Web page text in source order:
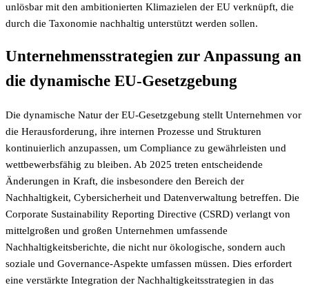
unlösbar mit den ambitionierten Klimazielen der EU verknüpft, die
durch die Taxonomie nachhaltig unterstützt werden sollen.
Unternehmensstrategien zur Anpassung an
die dynamische EU-Gesetzgebung
Die dynamische Natur der EU-Gesetzgebung stellt Unternehmen vor
die Herausforderung, ihre internen Prozesse und Strukturen
kontinuierlich anzupassen, um Compliance zu gewährleisten und
wettbewerbsfähig zu bleiben. Ab 2025 treten entscheidende
Änderungen in Kraft, die insbesondere den Bereich der
Nachhaltigkeit, Cybersicherheit und Datenverwaltung betreffen. Die
Corporate Sustainability Reporting Directive (CSRD) verlangt von
mittelgroßen und großen Unternehmen umfassende
Nachhaltigkeitsberichte, die nicht nur ökologische, sondern auch
soziale und Governance-Aspekte umfassen müssen. Dies erfordert
eine verstärkte Integration der Nachhaltigkeitsstrategien in das